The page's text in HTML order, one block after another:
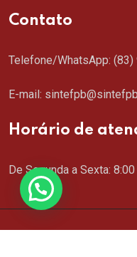
Contato
Telefone/WhatsApp: (83)
E-mail:
Horário de
De Segunda a Sexta: